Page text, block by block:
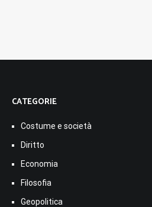
CATEGORIE
Costume e società
Diritto
Economia
Filosofia
Geopolitica